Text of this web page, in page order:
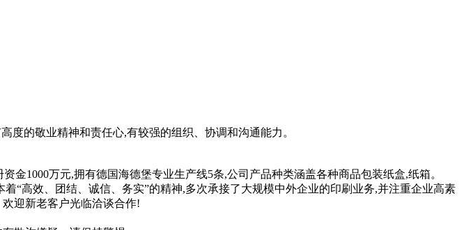
度的敬业精神和责任心,有较强的组织、协调和沟通能力。
1000万元,拥有德国海德堡专业生产线5条,公司产品种类涵盖各种商品包装纸盒,纸箱。
“高效、团结、诚信、务实”的精神,多次承接了大规模中外企业的印刷业务,并注重企业高素
迎新老客户光临洽谈合作!